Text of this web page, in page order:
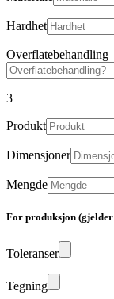
Hardhet
Overflatebehandling
3
Produkt
Dimensjoner
Mengde
For produksjon
Toleranser
Tegning